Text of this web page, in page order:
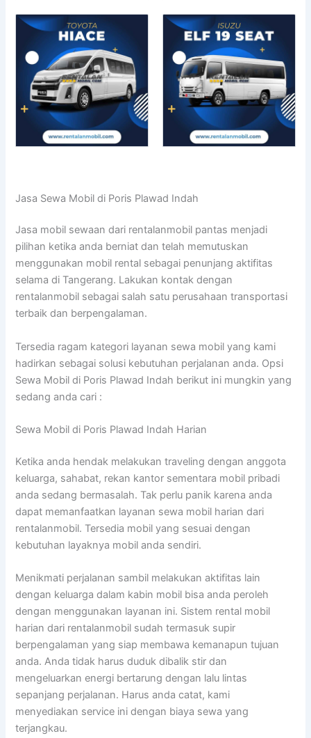
Jasa Sewa Mobil di Poris Plawad Indah
Jasa mobil sewaan dari rentalanmobil pantas menjadi
pilihan ketika anda berniat dan telah memutuskan
menggunakan mobil rental sebagai penunjang aktifitas
selama di Tangerang. Lakukan kontak dengan
rentalanmobil sebagai salah satu perusahaan transportasi
terbaik dan berpengalaman.
Tersedia ragam kategori layanan sewa mobil yang kami
hadirkan sebagai solusi kebutuhan perjalanan anda. Opsi
Sewa Mobil di Poris Plawad Indah berikut ini mungkin yang
sedang anda cari :
Sewa Mobil di Poris Plawad Indah Harian
Ketika anda hendak melakukan traveling dengan anggota
keluarga, sahabat, rekan kantor sementara mobil pribadi
anda sedang bermasalah. Tak perlu panik karena anda
dapat memanfaatkan layanan sewa mobil harian dari
rentalanmobil. Tersedia mobil yang sesuai dengan
kebutuhan layaknya mobil anda sendiri.
Menikmati perjalanan sambil melakukan aktifitas lain
dengan keluarga dalam kabin mobil bisa anda peroleh
dengan menggunakan layanan ini. Sistem rental mobil
harian dari rentalanmobil sudah termasuk supir
berpengalaman yang siap membawa kemanapun tujuan
anda. Anda tidak harus duduk dibalik stir dan
mengeluarkan energi bertarung dengan lalu lintas
sepanjang perjalanan. Harus anda catat, kami
menyediakan service ini dengan biaya sewa yang
terjangkau.